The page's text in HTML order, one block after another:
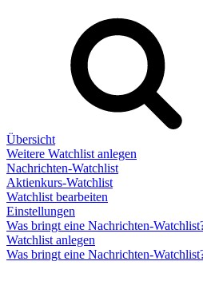
Übersicht
Weitere Watchlist anlegen
Nachrichten-Watchlist
Aktienkurs-Watchlist
Watchlist bearbeiten
Einstellungen
Was bringt eine Nachrichten-
Watchlist anlegen
Was bringt eine Nachrichten-